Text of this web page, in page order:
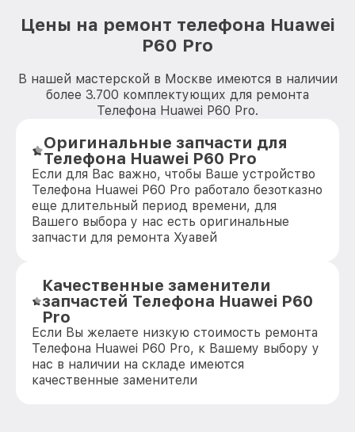
Цены на ремонт телефона Huawei
P60 Pro
В нашей мастерской в Москве имеются в наличии
более 3.700 комплектующих для ремонта
Телефона Huawei P60 Pro.
Оригинальные запчасти для
Телефона Huawei P60 Pro
Если для Вас важно, чтобы Ваше устройство
Телефона Huawei P60 Pro работало безотказно
еще длительный период времени, для
Вашего выбора у нас есть оригинальные
запчасти для ремонта Хуавей
Качественные заменители
запчастей Телефона Huawei P60
Pro
Если Вы желаете низкую стоимость ремонта
Телефона Huawei P60 Pro, к Вашему выбору у
нас в наличии на складе имеются
качественные заменители